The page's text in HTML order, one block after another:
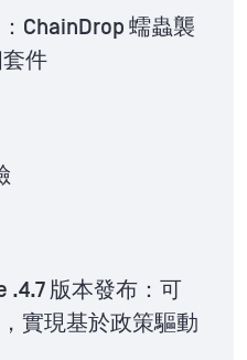
ChainDrop 蠕蟲襲
件
版本發布：可
實現基於政策驅動